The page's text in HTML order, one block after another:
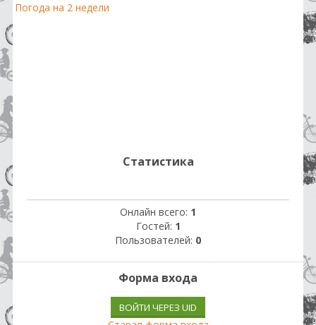
Погода на 2 недели
Статистика
Онлайн всего: 1
Гостей: 1
Пользователей: 0
Форма входа
ВОЙТИ ЧЕРЕЗ UID